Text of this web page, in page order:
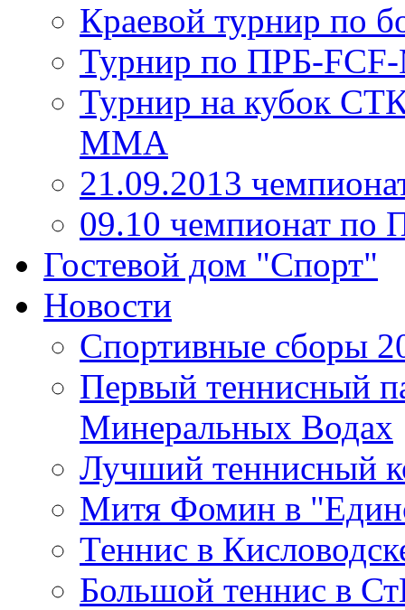
Краевой турнир по
Турнир по ПРБ-
Турнир на кубок
ММА
21.09.2013
09.10 чемпионат
Гостевой дом "Спорт"
Новости
Спортивные сборы
Первый теннисный
Минеральных Водах
Лучший теннисный
Митя Фомин в
Теннис в
Большой теннис в